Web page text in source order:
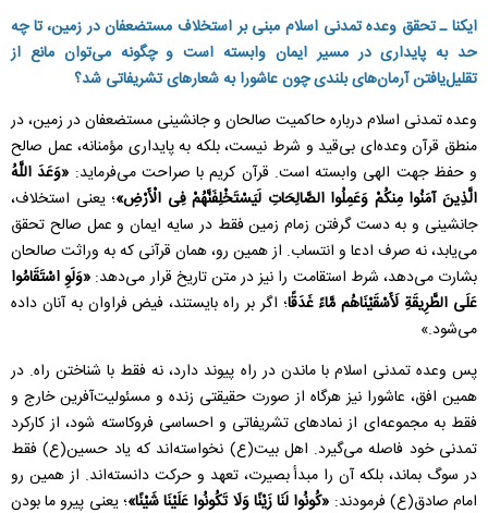
ایکنا ـ تحقق وعده تمدنی اسلام مبنی بر استخلاف مستضعفان در زمین، تا چه
حد به پایداری در مسیر ایمان وابسته است و چگونه می‌توان مانع از
تقلیل‌یافتن آرمان‌های بلندی چون عاشورا به شعارهای تشریفاتی شد؟
وعده تمدنی اسلام درباره حاکمیت صالحان و جانشینی مستضعفان در زمین، در
منطق قرآن وعده‌ای بی‌قید و شرط نیست، بلکه به پایداری مؤمنانه، عمل صالح
و حفظ جهت الهی وابسته است. قرآن کریم با صراحت می‌فرماید: «وَعَدَ اللَّهُ
الَّذِینَ آمَنُوا مِنکُمْ وَعَمِلُوا الصَّالِحَاتِ لَیَسْتَخْلِفَنَّهُمْ فِی الْأَرْضِ»؛ یعنی استخلاف،
جانشینی و به دست گرفتن زمام زمین فقط در سایه ایمان و عمل صالح تحقق
می‌یابد، نه صرف ادعا و انتساب. از همین رو، همان قرآنی که به وراثت صالحان
بشارت می‌دهد، شرط استقامت را نیز در متن تاریخ قرار می‌دهد: «وَلَوِ اسْتَقَامُوا
عَلَى الطَّرِیقَةِ لَأَسْقَیْنَاهُم مَّاءً غَدَقًا؛ اگر بر راه بایستند، فیض فراوان به آنان داده
می‌شود.»
پس وعده تمدنی اسلام با ماندن در راه پیوند دارد، نه فقط با شناختن راه. در
همین افق، عاشورا نیز هرگاه از صورت حقیقتی زنده و مسئولیت‌آفرین خارج و
فقط به مجموعه‌ای از نمادهای تشریفاتی و احساسی فروکاسته شود، از کارکرد
تمدنی خود فاصله می‌گیرد. اهل بیت(ع) نخواسته‌اند که یاد حسین(ع) فقط
در سوگ بماند، بلکه آن را مبدأ بصیرت، تعهد و حرکت دانسته‌اند. از همین رو
امام صادق(ع) فرمودند: «كُونُوا لَنَا زَیْنًا وَلَا تَکُونُوا عَلَیْنَا شَیْنًا»؛ یعنی پیرو ما بودن